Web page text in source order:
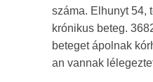
száma. Elhunyt 54,
krónikus beteg.
beteget ápolnak
an vannak